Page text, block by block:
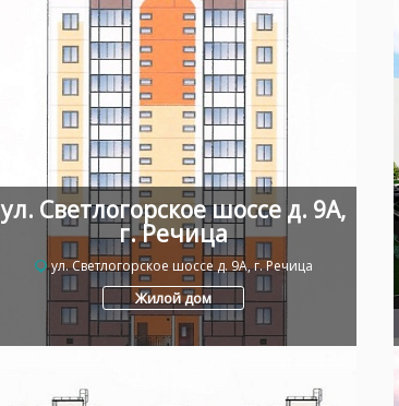
ул. Светлогорское шоссе д. 9А,
г. Речица
ул. Светлогорское шоссе д. 9А, г. Речица
Жилой дом